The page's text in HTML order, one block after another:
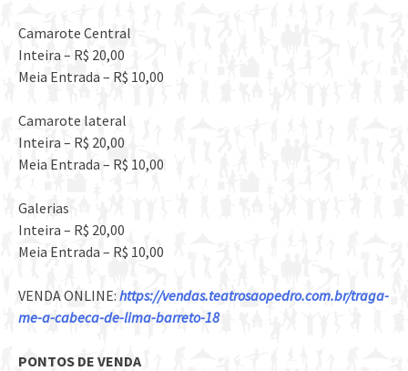
Camarote Central
Inteira – R$ 20,00
Meia Entrada – R$ 10,00
Camarote lateral
Inteira – R$ 20,00
Meia Entrada – R$ 10,00
Galerias
Inteira – R$ 20,00
Meia Entrada – R$ 10,00
VENDA ONLINE: https://vendas.teatrosaopedro.com.br/traga-
me-a-cabeca-de-lima-barreto-18
PONTOS DE VENDA